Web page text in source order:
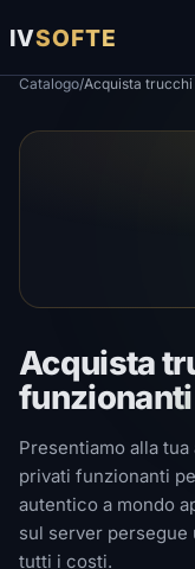
IVSOFTE
Catalogo/
Acquista
Presentiamo alla
privati ​​funzionanti
autentico a mondo
sul server
tutti i costi.